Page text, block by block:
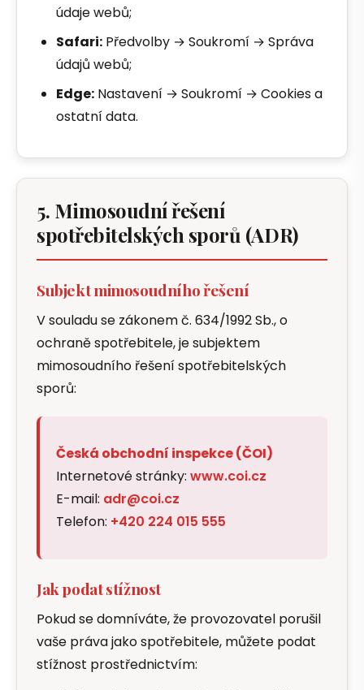
údaje webů;
Safari: Předvolby → Soukromí → Správa
údajů webů;
Edge: Nastavení → Soukromí → Cookies a
ostatní data.
5. Mimosoudní řešení
spotřebitelských sporů (ADR)
Subjekt mimosoudního řešení
V souladu se zákonem č. 634/1992 Sb., o
ochraně spotřebitele, je subjektem
mimosoudního řešení spotřebitelských
sporů:
Česká obchodní inspekce (ČOI)
Internetové stránky: www.coi.cz
E-mail: adr@coi.cz
Telefon: +420 224 015 555
Jak podat stížnost
Pokud se domníváte, že provozovatel porušil
vaše práva jako spotřebitele, můžete podat
stížnost prostřednictvím: